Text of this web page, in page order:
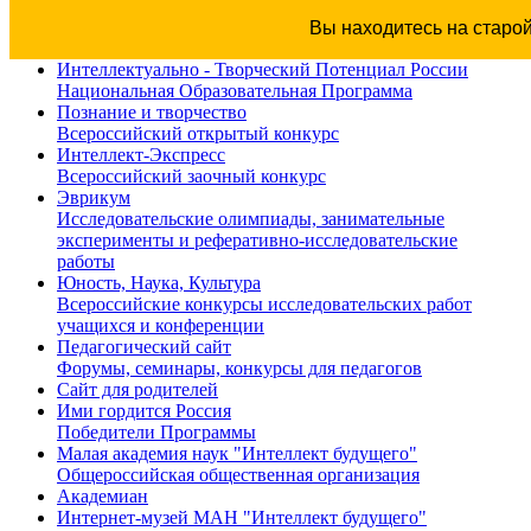
Вы находитесь на
Интеллектуально - Творческий Потенциал России
Национальная Образовательная Программа
Познание и творчество
Всероссийский открытый конкурс
Интеллект-Экспресс
Всероссийский заочный конкурс
Эврикум
Исследовательские олимпиады, занимательные
эксперименты и реферативно-исследовательские
работы
Юность, Наука, Культура
Всероссийские конкурсы исследовательских работ
учащихся и конференции
Педагогический сайт
Форумы, семинары, конкурсы для педагогов
Сайт для родителей
Ими гордится Россия
Победители Программы
Малая академия наук "Интеллект будущего"
Общероссийская общественная организация
Академиан
Интернет-музей МАН "Интеллект будущего"